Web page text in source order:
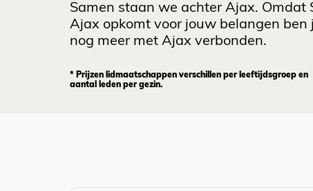
Samen staan we achter Ajax. Omdat
Ajax opkomt voor jouw belangen ben
nog meer met Ajax verbonden.
* Prijzen lidmaatschappen verschillen per leeftijdsgroep en
aantal leden per gezin.